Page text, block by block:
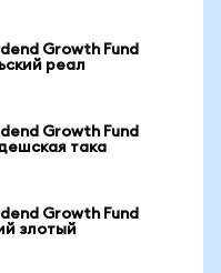
Growth Fund
реал
Growth Fund
така
Growth Fund
злотый